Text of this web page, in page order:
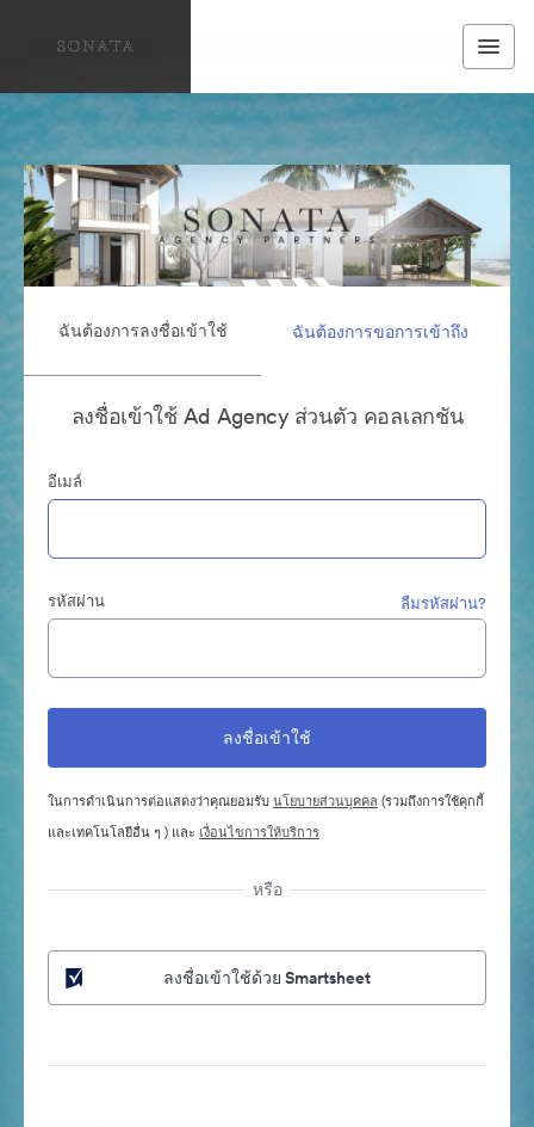
ฉันต้องการลงชื่อเข้าใช้ ฉันต้องการขอการเข้าถึง
ลงชื่อเข้าใช้ Ad Agency ส่วนตัว คอลเลกชัน
อีเมล์
รหัสผ่าน ลืมรหัสผ่าน?
ในการดำเนินการต่อแสดงว่าคุณยอมรับนโยบายส่วนบุคคล (รวมถึงการใช้คุกกี้
และเทคโนโลยีอื่น ๆ ) และ เงื่อนไขการให้บริการ
หรือ
ลงชื่อเข้าใช้ด้วย Smartsheet